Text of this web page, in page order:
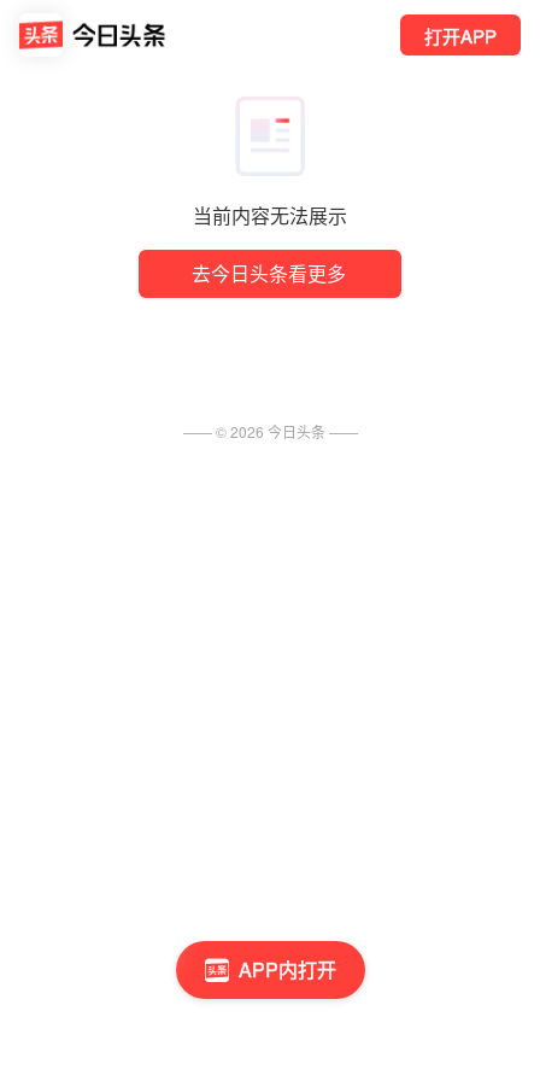
当前内容无法展示
去今日头条看更多
打开APP
APP内打开
—— ©2026 今日头条 ——